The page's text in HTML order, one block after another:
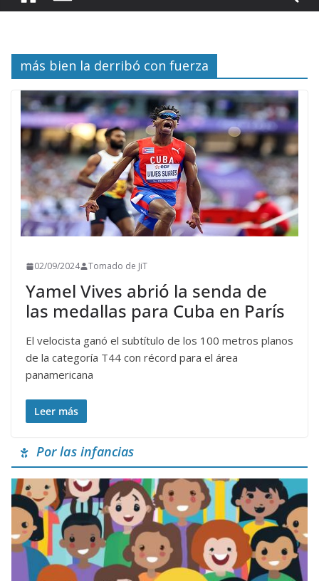
más bien la derribó con fuerza
02/09/2024 Tomado de JiT
Yamel Vives abrió la senda de
las medallas para Cuba en París
El velocista ganó el subtítulo de los 100 metros planos
de la categoría T44 con récord para el área
panamericana
Leer más
Por las infancias